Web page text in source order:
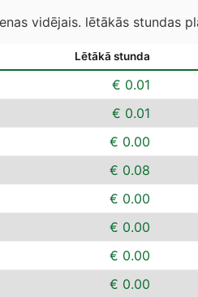
vidējais. lētākās stundas
Lētākā stunda
€ 0.01
€ 0.01
€ 0.00
€ 0.08
€ 0.00
€ 0.00
€ 0.00
€ 0.00